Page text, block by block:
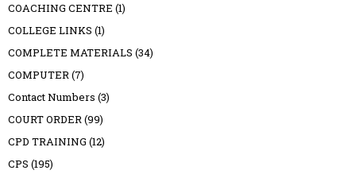
COACHING CENTRE (1)
COLLEGE LINKS (1)
COMPLETE MATERIALS (34)
COMPUTER(7)
Contact Numbers (3)
COURT ORDER(99)
CPD TRAINING (12)
CPS (195)